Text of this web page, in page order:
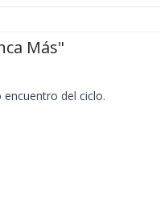
Más"
encuentro del ciclo.